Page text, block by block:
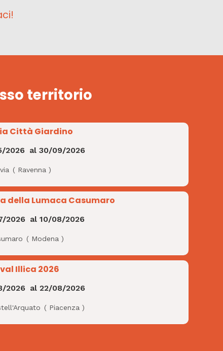
territorio
Città Giardino
2026 al30/09/2026
( Ravenna )
della Lumaca Casumaro
2026 al10/08/2026
( Modena )
Illica 2026
2026 al22/08/2026
( Piacenza )